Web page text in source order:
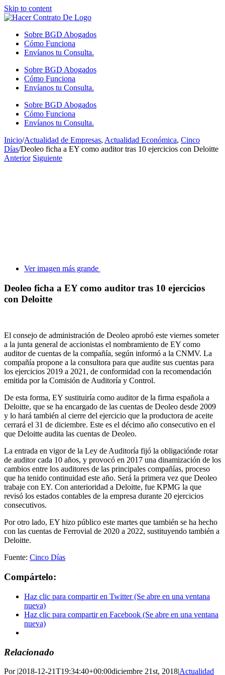
Skip to content
Sobre BGD Abogados
Cómo Funciona
Envíanos tu Consulta.
Sobre BGD Abogados
Cómo Funciona
Envíanos tu Consulta.
Sobre BGD Abogados
Cómo Funciona
Envíanos tu Consulta.
Inicio/Actualidad de Empresas, Actualidad Económica, Cinco
Días/Deoleo ficha a EY como auditor tras 10 ejercicios con Deloitte
Anterior Siguiente
Ver imagen más grande
Deoleo ficha a EY como auditor tras 10 ejercicios
con Deloitte
El consejo de administración de Deoleo aprobó este viernes someter
a la junta general de accionistas el nombramiento de EY como
auditor de cuentas de la compañía, según informó a la CNMV. La
compañía propone a la consultora para que audite sus cuentas para
los ejercicios 2019 a 2021, de conformidad con la recomendación
emitida por la Comisión de Auditoría y Control.
De esta forma, EY sustituiría como auditor de la firma española a
Deloitte, que se ha encargado de las cuentas de Deoleo desde 2009
y lo hará también al cierre del ejercicio que la productora de aceite
cerrará el 31 de diciembre. Este es el décimo año consecutivo en el
que Deloitte audita las cuentas de Deoleo.
La entrada en vigor de la Ley de Auditoría fijó la obligaciónde rotar
de auditor cada 10 años, y provocó en 2017 una dinamización de los
cambios entre los auditores de las principales compañías, proceso
que ha tenido continuidad este año. Será la primera vez que Deoleo
trabaje con EY. Con anterioridad a Deloitte, fue KPMG la que
revisó los estados contables de la empresa durante 20 ejercicios
consecutivos.
Por otro lado, EY hizo público este martes que también se ha hecho
con las cuentas de Ferrovial de 2020 a 2022, sustituyendo también a
Deloitte.
Fuente: Cinco Días
Compártelo:
Haz clic para compartir en Twitter (Se abre en una ventana
nueva)
Haz clic para compartir en Facebook (Se abre en una ventana
nueva)
Relacionado
Por |2018-12-21T19:34:40+00:00diciembre 21st, 2018|Actualidad